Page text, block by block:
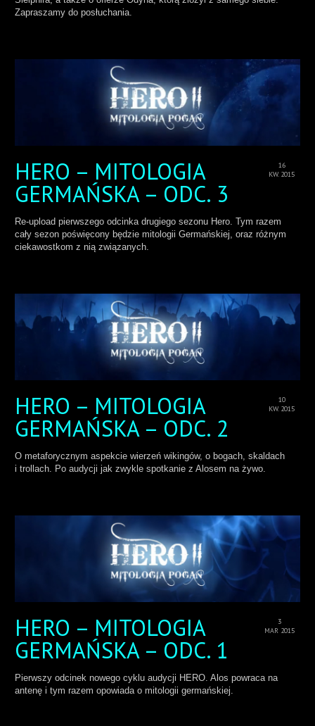
Zapraszamy do posłuchania.
16
KW. 2015
HERO – MITOLOGIA
GERMAŃSKA – ODC. 3
Re-upload pierwszego odcinka drugiego sezonu Hero. Tym razem
cały sezon poświęcony będzie mitologii Germańskiej, oraz różnym
ciekawostkom z nią związanych.
10
KW. 2015
HERO – MITOLOGIA
GERMAŃSKA – ODC. 2
O metaforycznym aspekcie wierzeń wikingów, o bogach, skaldach
i trollach. Po audycji jak zwykle spotkanie z Alosem na żywo.
3
MAR 2015
HERO – MITOLOGIA
GERMAŃSKA – ODC. 1
Pierwszy odcinek nowego cyklu audycji HERO. Alos powraca na
antenę i tym razem opowiada o mitologii germańskiej.